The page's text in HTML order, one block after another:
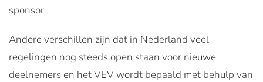
sponsor
Andere verschillen zijn dat in Nederland veel
regelingen nog steeds open staan voor nieuwe
deelnemers en het VEV wordt bepaald met behulp van